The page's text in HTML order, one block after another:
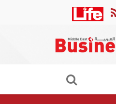
السعودية وتركيا وباكستان